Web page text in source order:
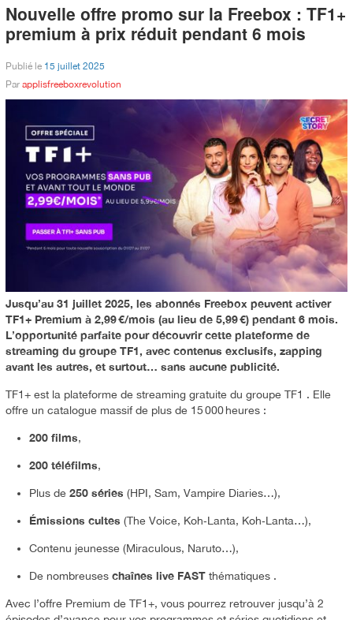
Nouvelle offre promo sur la Freebox : TF1+
premium à prix réduit pendant 6 mois
Publié le 15 juillet 2025
Par applisfreeboxrevolution
Jusqu’au 31 juillet 2025, les abonnés Freebox peuvent activer
TF1+ Premium à 2,99 €/mois (au lieu de 5,99 €) pendant 6 mois.
L’opportunité parfaite pour découvrir cette plateforme de
streaming du groupe TF1, avec contenus exclusifs, zapping
avant les autres, et surtout… sans aucune publicité.
TF1+ est la plateforme de streaming gratuite du groupe TF1 . Elle
offre un catalogue massif de plus de 15 000 heures :
200 films,
200 téléfilms,
Plus de 250 séries (HPI, Sam, Vampire Diaries…),
Émissions cultes (The Voice, Koh‑Lanta, Koh‑Lanta…),
Contenu jeunesse (Miraculous, Naruto…),
De nombreuses chaînes live FAST thématiques .
Avec l’offre Premium de TF1+, vous pourrez retrouver jusqu’à 2